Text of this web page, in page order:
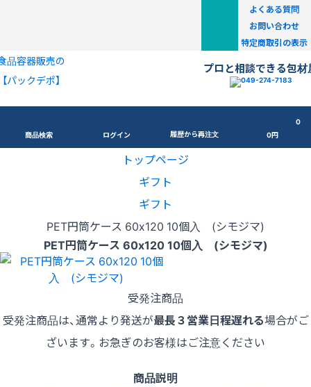
よくある質問
お問い合わせ
特定商取引の表示
品容器販売の
【パックデポ】
プロと相談できる包材
商品検索 ログイン 履歴から再注文
0
0円
トップページ
ギフト
ギフト
PET円筒ケース 60x120 10個入 (シモジマ)
PET円筒ケース 60x120 10個入 (シモジマ)
受発注商品
受発注商品は、通常より発送が最長３営業日程遅れる場合がご
ざいます。お急ぎのお客様はご注意ください
商品説明